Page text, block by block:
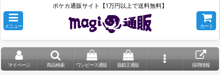
ポケカ通販サイト【1万円以上で送料無料】
メニュー カート
マイページ 商品検索 ワンピース通販 遊戯王通販 採用情報